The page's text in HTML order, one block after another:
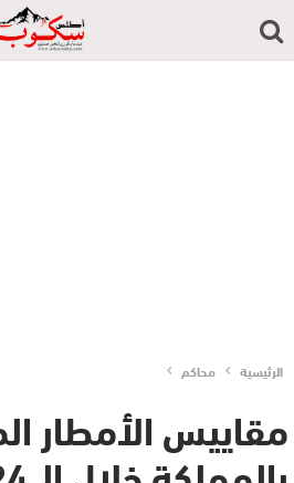
الرئيسية محاكم
مقاييس الأمطار